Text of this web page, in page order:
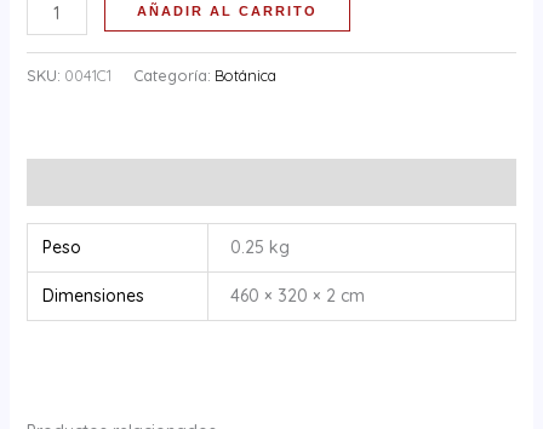
AÑADIR AL CARRITO
SKU: 0041C1 Categoría: Botánica
Peso 0.25 kg
Dimensiones 460 × 320 × 2 cm